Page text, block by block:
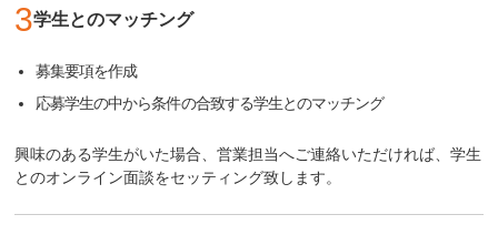
3学生とのマッチング
募集要項を作成
応募学生の中から条件の合致する学生とのマッチング
興味のある学生がいた場合、営業担当へご連絡いただければ、学生
とのオンライン面談をセッティング致します。